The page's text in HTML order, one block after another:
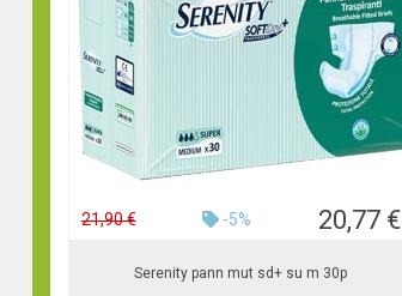
21,90 € -5% 20,77 €
Serenity pann mut sd+ su m 30p